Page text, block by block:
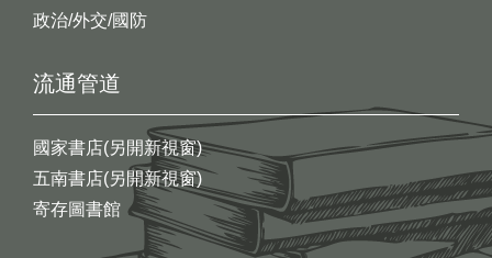
政治/外交/國防
流通管道
國家書店(另開新視窗)
五南書店(另開新視窗)
寄存圖書館